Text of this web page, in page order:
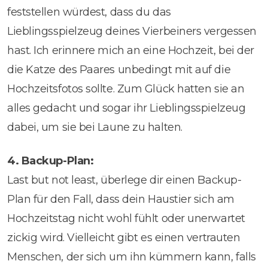
feststellen würdest, dass du das
Lieblingsspielzeug deines Vierbeiners vergessen
hast. Ich erinnere mich an eine Hochzeit, bei der
die Katze des Paares unbedingt mit auf die
Hochzeitsfotos sollte. Zum Glück hatten sie an
alles gedacht und sogar ihr Lieblingsspielzeug
dabei, um sie bei Laune zu halten.
4. Backup-Plan:
Last but not least, überlege dir einen Backup-
Plan für den Fall, dass dein Haustier sich am
Hochzeitstag nicht wohl fühlt oder unerwartet
zickig wird. Vielleicht gibt es einen vertrauten
Menschen, der sich um ihn kümmern kann, falls